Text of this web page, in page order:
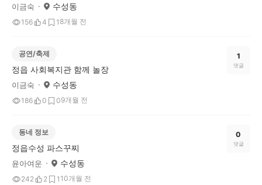
이금숙 수성동
156 4 1 8개월 전
공연/축제
정읍 사회복지관 함께 놀장
이금숙 수성동
186 0 09개월 전
1
댓글
동네 정보
정읍수성 파스꾸찌
윤아여운 수성동
242 2 1 10개월 전
0
댓글